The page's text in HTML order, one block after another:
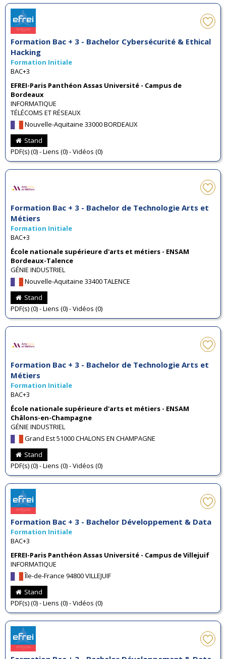
Formation Bac + 3 - Bachelor Cybersécurité & Ethical
Hacking
Formation Initiale
BAC+3
EFREI-Paris Panthéon Assas Université - Campus de
Bordeaux
INFORMATIQUE
TÉLÉCOMS ET RÉSEAUX
Nouvelle-Aquitaine 33000 BORDEAUX
Stand
PDF(s) (0) - Liens (0) - Vidéos (0)
Formation Bac + 3 - Bachelor de Technologie Arts et
Métiers
Formation Initiale
BAC+3
École nationale supérieure d'arts et métiers - ENSAM
Bordeaux-Talence
GÉNIE INDUSTRIEL
Nouvelle-Aquitaine 33400 TALENCE
Stand
PDF(s) (0) - Liens (0) - Vidéos (0)
Formation Bac + 3 - Bachelor de Technologie Arts et
Métiers
Formation Initiale
BAC+3
École nationale supérieure d'arts et métiers - ENSAM
Châlons-en-Champagne
GÉNIE INDUSTRIEL
Grand Est 51000 CHALONS EN CHAMPAGNE
Stand
PDF(s) (0) - Liens (0) - Vidéos (0)
Formation Bac + 3 - Bachelor Développement & Data
Formation Initiale
BAC+3
EFREI-Paris Panthéon Assas Université - Campus de Villejuif
INFORMATIQUE
Île-de-France 94800 VILLEJUIF
Stand
PDF(s) (0) - Liens (0) - Vidéos (0)